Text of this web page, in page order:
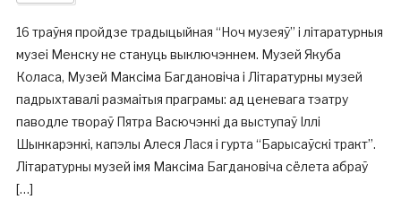
16 траўня пройдзе традыцыйная “Ноч музеяў” і літаратурныя
музеі Менску не стануць выключэннем. Музей Якуба
Коласа, Музей Максіма Багдановіча і Літаратурны музей
падрыхтавалі размаітыя праграмы: ад ценевага тэатру
паводле твораў Пятра Васючэнкі да выступаў Іллі
Шынкарэнкі, капэлы Алеся Лася і гурта “Барысаўскі тракт”.
Літаратурны музей імя Максіма Багдановіча сёлета абраў
[…]